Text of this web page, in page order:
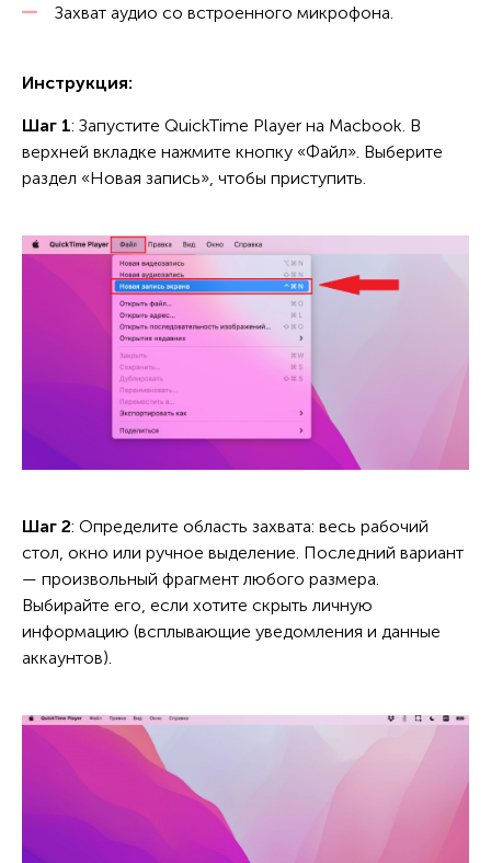
Захват аудио со встроенного микрофона.
Инструкция:
Шаг 1: Запустите QuickTime Player на Macbook. В
верхней вкладке нажмите кнопку «Файл». Выберите
раздел «Новая запись», чтобы приступить.
Шаг 2: Определите область захвата: весь рабочий
стол, окно или ручное выделение. Последний вариант
— произвольный фрагмент любого размера.
Выбирайте его, если хотите скрыть личную
информацию (всплывающие уведомления и данные
аккаунтов).